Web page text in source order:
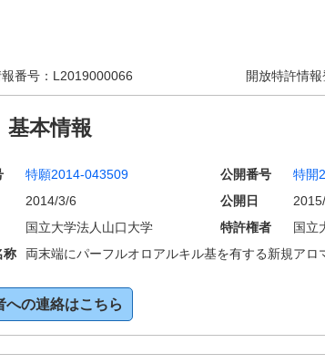
番号： L2019000066 開放特許情報
基本情報
特願2014-043509 公開番号 特開
2014/3/6 公開日
国立大学法人山口大学 特許権者 国立
称
両末端にパーフルオロアルキル基を有する新規アロ
への連絡はこちら